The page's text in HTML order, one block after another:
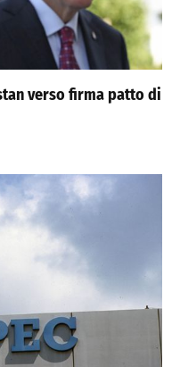
verso firma patto di